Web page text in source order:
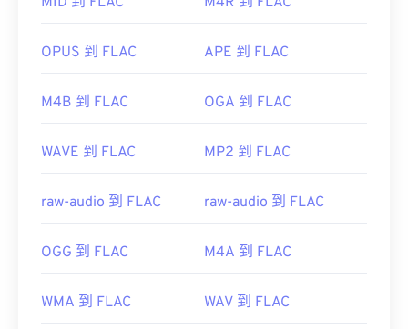
實用連結：
https://en.wikipedia.org/wiki/QuickTime_File_Format
初始發布：2001
https://en.wikipedia.org/wiki/FLAC
https://xiph.org/flac/
OPUS 到 FLAC APE 到 FLAC
M4B 到 FLAC OGA 到 FLAC
WAVE 到 FLAC MP2 到 FLAC
raw-audio 到 FLAC raw-audio 到 FLAC
OGG 到 FLAC M4A 到 FLAC
WMA 到 FLAC WAV 到 FLAC